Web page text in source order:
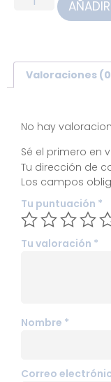
Valoraciones
No hay
Sé el primero en
Tu dirección de
Los campos
Tu puntuación *
Tu valoración *
Nombre *
Correo